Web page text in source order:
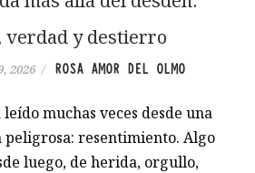
verdad y destierro
2026 / ROSA AMOR DEL OLMO
leído muchas veces desde una
peligrosa: resentimiento. Algo
luego, de herida, orgullo,